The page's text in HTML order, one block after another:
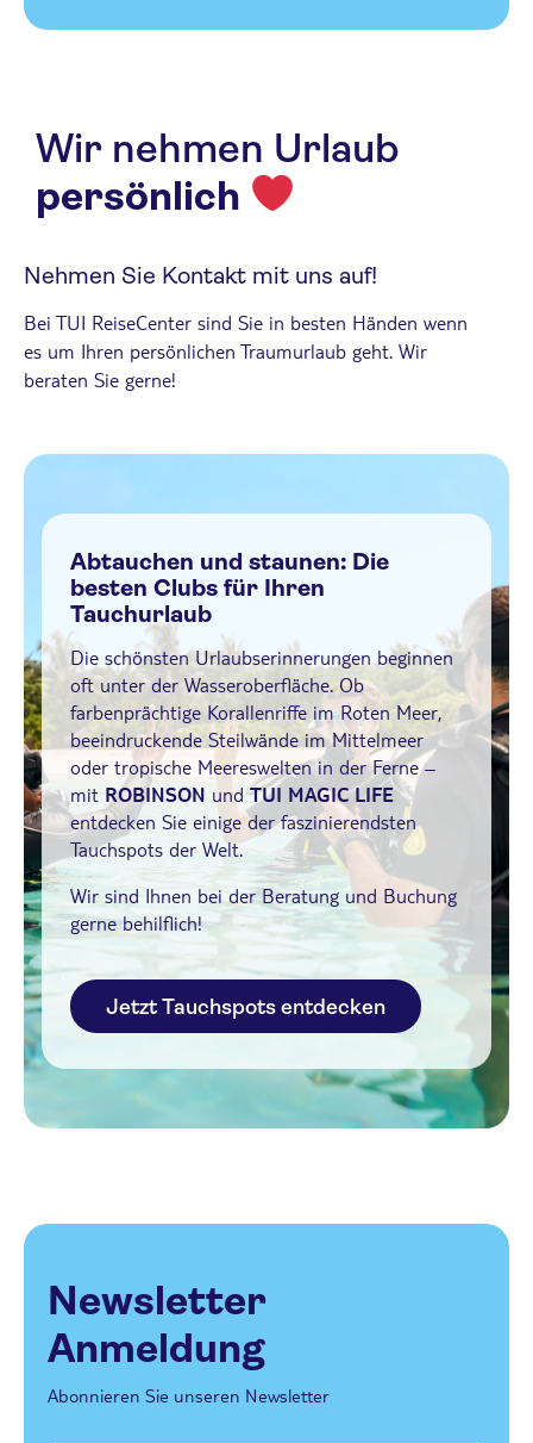
Wir nehmen Urlaub
persönlich
Nehmen Sie Kontakt mit uns auf!
Bei TUI ReiseCenter sind Sie in besten Händen wenn
es um Ihren persönlichen Traumurlaub geht. Wir
beraten Sie gerne!
Abtauchen und staunen: Die
besten Clubs für Ihren
Tauchurlaub
Die schönsten Urlaubserinnerungen beginnen
oft unter der Wasseroberfläche. Ob
farbenprächtige Korallenriffe im Roten Meer,
beeindruckende Steilwände im Mittelmeer
oder tropische Meereswelten in der Ferne –
mit ROBINSON undTUI MAGIC LIFE
entdecken Sie einige der faszinierendsten
Tauchspots der Welt.
Wir sind Ihnen bei der Beratung und Buchung
gerne behilflich!
Jetzt Tauchspots entdecken
Newsletter
Anmeldung
Abonnieren Sie unseren Newsletter